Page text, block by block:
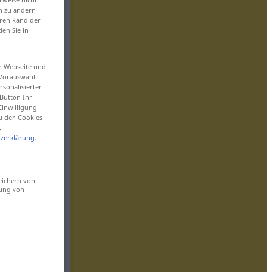
zu ändern
Rand der
Sie in
und
Ihr
den Cookies
.
von
von